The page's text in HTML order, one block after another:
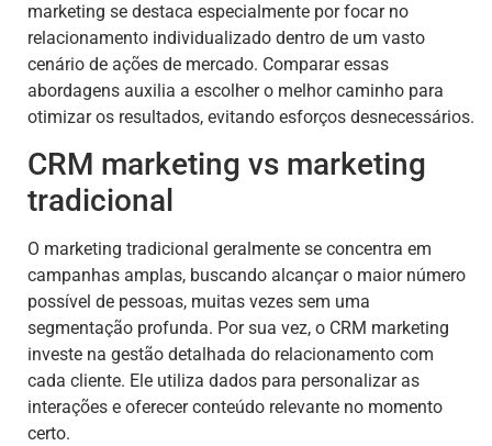
marketing se destaca especialmente por focar no
relacionamento individualizado dentro de um vasto
cenário de ações de mercado. Comparar essas
abordagens auxilia a escolher o melhor caminho para
otimizar os resultados, evitando esforços desnecessários.
CRM marketing vs marketing
tradicional
O marketing tradicional geralmente se concentra em
campanhas amplas, buscando alcançar o maior número
possível de pessoas, muitas vezes sem uma
segmentação profunda. Por sua vez, o CRM marketing
investe na gestão detalhada do relacionamento com
cada cliente. Ele utiliza dados para personalizar as
interações e oferecer conteúdo relevante no momento
certo.